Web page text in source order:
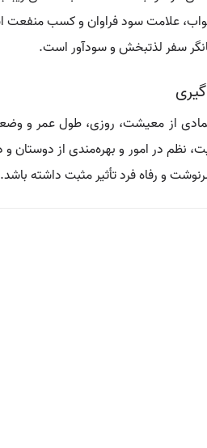
علامت سود فراوان و کسب
سفر لذتبخش و سودآور است.
از معیشت، روزی، طول عمر و
نظم در امور و بهره‌مندی از دوستان
و رفاه فرد تأثیر مثبت داشته باشد.